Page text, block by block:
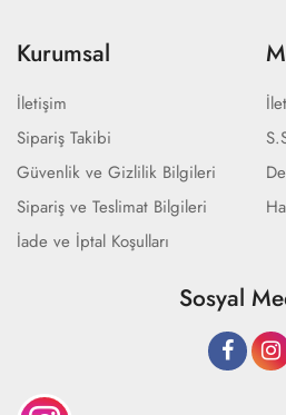
Kurumsal
İletişim
Sipariş Takibi
Güvenlik ve Gizlilik Bilgileri
Sipariş ve Teslimat Bilgileri
İade ve İptal Koşulları
Sosyal